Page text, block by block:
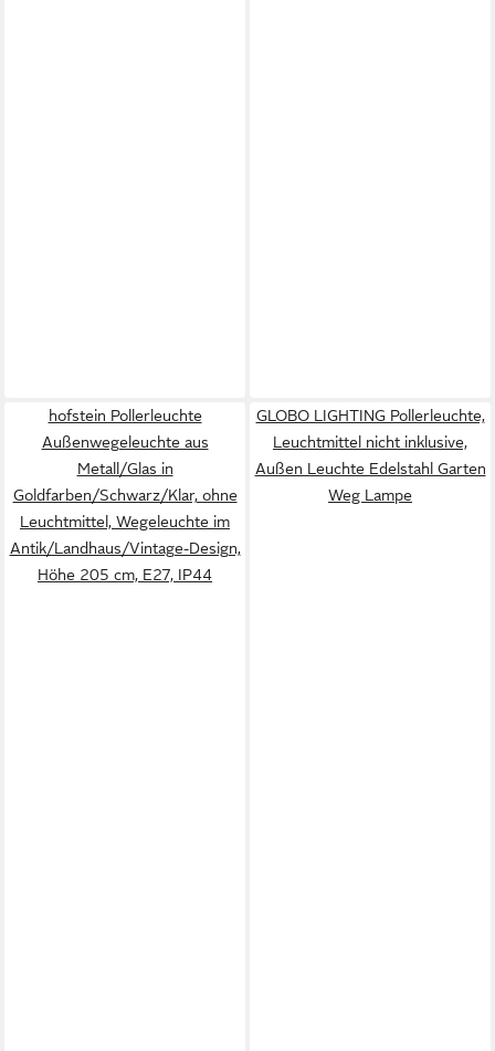
hofstein Pollerleuchte
Außenwegeleuchte aus
Metall/Glas in
Goldfarben/Schwarz/Klar, ohne
Leuchtmittel, Wegeleuchte im
Antik/Landhaus/Vintage-Design,
Höhe 205 cm, E27, IP44
GLOBO LIGHTING Pollerleuchte,
Leuchtmittel nicht inklusive,
Außen Leuchte Edelstahl Garten
Weg Lampe